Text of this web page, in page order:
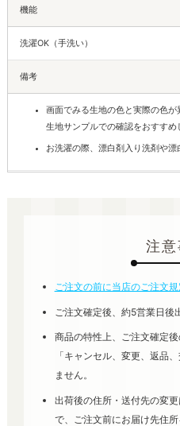
機能
洗濯OK（手洗い）
備考
画面でみる生地の色と実際の色
生地サンプルでの確認をおすすめ
お洗濯の際、漂白剤入り洗剤や漂
注意
ご注文の前に当店のご注文規
ご注文確定後、約5営業日後
商品の特性上、ご注文確定
「キャンセル、変更、返品
ません。
出荷後の住所・送付先の変
で、ご注文前にお届け先住所